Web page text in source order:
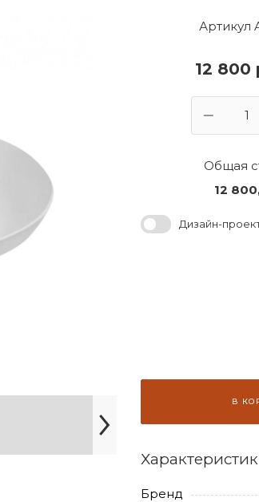
Артикул
12
Общая
12
Дизайн-
В
Бренд